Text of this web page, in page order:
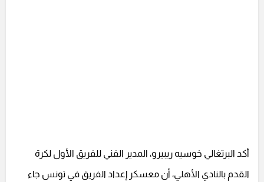
أكد البرتغالي خوسيه ريبيرو، المدير الفني للفريق الأول لكرة
القدم بالنادي الأهلي، أن معسكر إعداد الفريق في تونس جاء